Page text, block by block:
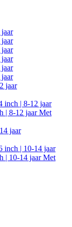
jaar
inch | 8-12 jaar
| 8-12 jaar Met
jaar
inch | 10-14 jaar
| 10-14 jaar Met